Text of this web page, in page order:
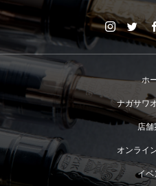
ホ
ナガサワ
店舗
オンライ
イベ